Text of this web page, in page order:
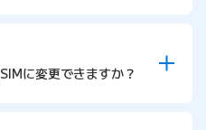
に変更できますか？